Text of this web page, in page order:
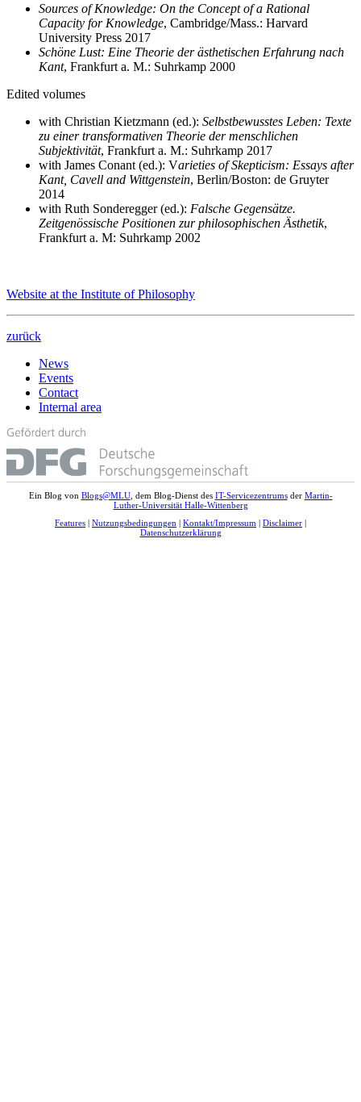
Sources of Knowledge: On the Concept of a Rational
Capacity for Knowledge, Cambridge/Mass.: Harvard
University Press 2017
Schöne Lust: Eine Theorie der ästhetischen Erfahrung nach
Kant, Frankfurt a. M.: Suhrkamp 2000
Edited volumes
with Christian Kietzmann (ed.): Selbstbewusstes Leben: Texte
zu einer transformativen Theorie der menschlichen
Subjektivität, Frankfurt a. M.: Suhrkamp 2017
with James Conant (ed.): Varieties of Skepticism: Essays after
Kant, Cavell and Wittgenstein, Berlin/Boston: de Gruyter
2014
with Ruth Sonderegger (ed.): Falsche Gegensätze.
Zeitgenössische Positionen zur philosophischen Ästhetik,
Frankfurt a. M: Suhrkamp 2002
Website at the Institute of Philosophy
zurück
News
Events
Contact
Internal area
Ein Blog von Blogs@MLU, dem Blog-Dienst des IT-Servicezentrumsder Martin-
Luther-Universität Halle-Wittenberg
Features
Nutzungsbedingungen Kontakt/Impressum Disclaimer
Datenschutzerklärung